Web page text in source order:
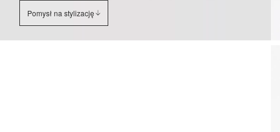
Pomysł na stylizację